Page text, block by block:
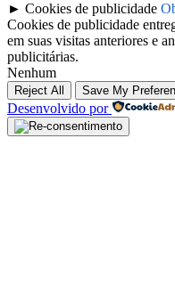
► Cookies de publicidade
Cookies de publicidade
em suas visitas anteriores e
publicitárias.
Nenhum
Reject All Save My
Desenvolvido por